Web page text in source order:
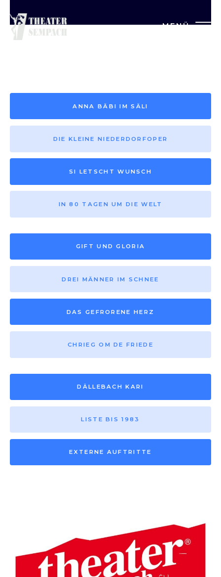
MENÜ
Saison vor 2013
ANNA BÄBI IM SÄLI
DIE KLEINE NIEDERDORFOPER
SI LETSCHT WUNSCH
IN 80 TAGEN UM DIE WELT
GIFT UND GLORIA
DREI MÄNNER IM SCHNEE
DAS GEFRORENE HERZ
CHRIEG OM DE FRIEDE
DÄLLEBACH KARI
LISTE BIS 1983
EXTERNE AUFTRITTE